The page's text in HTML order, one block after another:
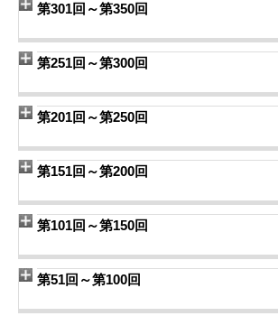
第301回～第350回
第251回～第300回
第201回～第250回
第151回～第200回
第101回～第150回
第51回～第100回